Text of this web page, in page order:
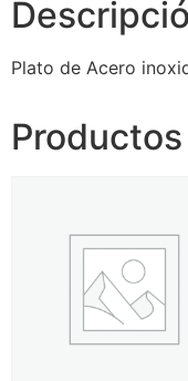
Plato de Acero